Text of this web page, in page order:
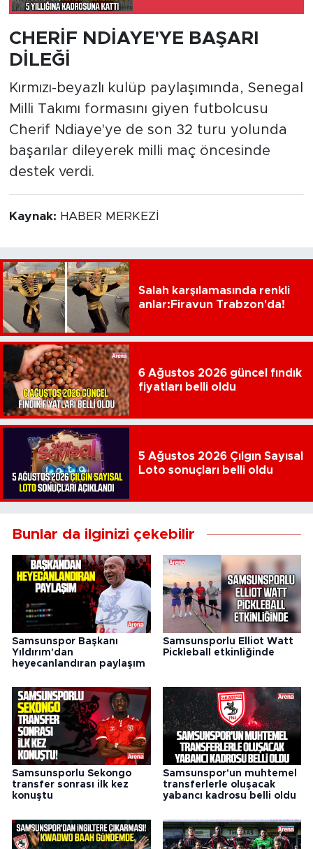
CHERİF NDİAYE'YE BAŞARI
DİLEĞİ
Kırmızı-beyazlı kulüp paylaşımında, Senegal
Milli Takımı formasını giyen futbolcusu
Cherif Ndiaye'ye de son 32 turu yolunda
başarılar dileyerek milli maç öncesinde
destek verdi.
Kaynak: HABER MERKEZİ
Salah karşılamasında renkli
anlar:Firavun Trabzon'da!
6 Ağustos 2026 güncel fındık
fiyatları belli oldu
5 Ağustos 2026 Çılgın Sayısal
Loto sonuçları belli oldu
Bunlar da ilginizi çekebilir
Samsunspor Başkanı
Yıldırım'dan
heyecanlandıran paylaşım
Samsunsporlu Elliot Watt
Pickleball etkinliğinde
Samsunsporlu Sekongo
transfer sonrası ilk kez
konuştu
Samsunspor'un muhtemel
transferlerle oluşacak
yabancı kadrosu belli oldu